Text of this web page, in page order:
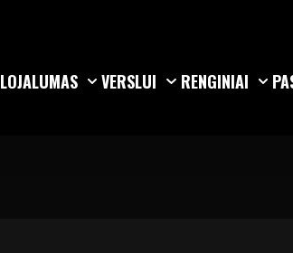
LOJALUMAS VERSLUI RENGINIAI